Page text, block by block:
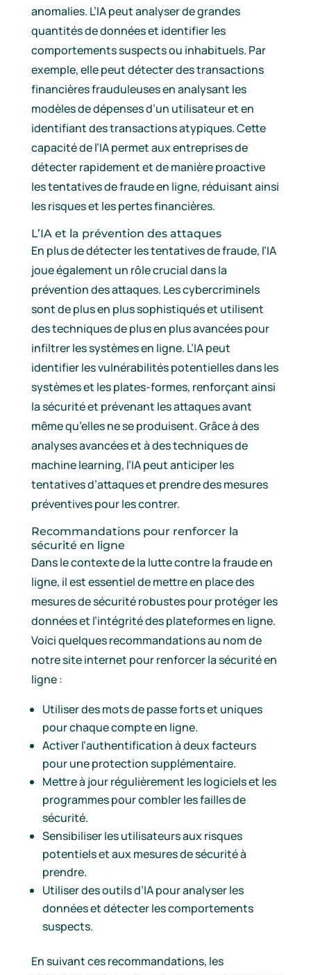
anomalies. L’IA peut analyser de grandes
quantités de données et identifier les
comportements suspects ou inhabituels. Par
exemple, elle peut détecter des transactions
financières frauduleuses en analysant les
modèles de dépenses d’un utilisateur et en
identifiant des transactions atypiques. Cette
capacité de l’IA permet aux entreprises de
détecter rapidement et de manière proactive
les tentatives de fraude en ligne, réduisant ainsi
les risques et les pertes financières.
L’IA et la prévention des attaques
En plus de détecter les tentatives de fraude, l’IA
joue également un rôle crucial dans la
prévention des attaques. Les cybercriminels
sont de plus en plus sophistiqués et utilisent
des techniques de plus en plus avancées pour
infiltrer les systèmes en ligne. L’IA peut
identifier les vulnérabilités potentielles dans les
systèmes et les plates-formes, renforçant ainsi
la sécurité et prévenant les attaques avant
même qu’elles ne se produisent. Grâce à des
analyses avancées et à des techniques de
machine learning, l’IA peut anticiper les
tentatives d’attaques et prendre des mesures
préventives pour les contrer.
Recommandations pour renforcer la
sécurité en ligne
Dans le contexte de la lutte contre la fraude en
ligne, il est essentiel de mettre en place des
mesures de sécurité robustes pour protéger les
données et l’intégrité des plateformes en ligne.
Voici quelques recommandations au nom de
notre site internet pour renforcer la sécurité en
ligne :
Utiliser des mots de passe forts et uniques
pour chaque compte en ligne.
Activer l’authentification à deux facteurs
pour une protection supplémentaire.
Mettre à jour régulièrement les logiciels et les
programmes pour combler les failles de
sécurité.
Sensibiliser les utilisateurs aux risques
potentiels et aux mesures de sécurité à
prendre.
Utiliser des outils d’IA pour analyser les
données et détecter les comportements
suspects.
En suivant ces recommandations, les